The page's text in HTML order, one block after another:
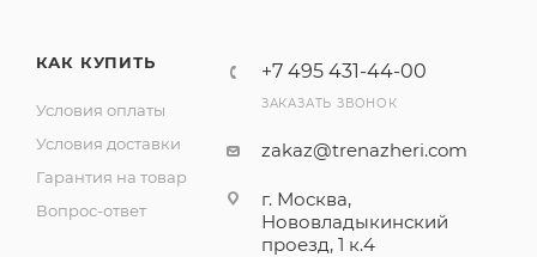
КАК КУПИТЬ
Условия оплаты
Условия доставки
Гарантия на товар
Вопрос-ответ
+7 495 431-44-00
ЗАКАЗАТЬ ЗВОНОК
zakaz@trenazheri.com
г. Москва,
Нововладыкинский
проезд, 1 к.4